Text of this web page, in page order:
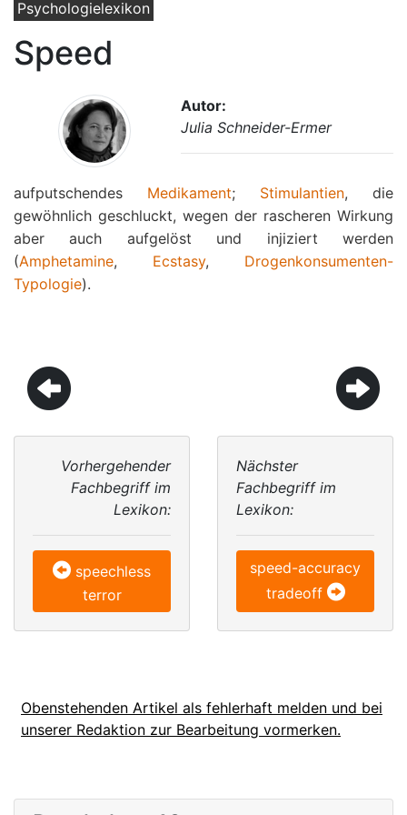
Psychologielexikon
Speed
Autor:
Julia Schneider-Ermer
aufputschendes Medikament; Stimulantien, die
gewöhnlich geschluckt, wegen der rascheren Wirkung
aber auch aufgelöst und injiziert werden
(Amphetamine, Ecstasy, Drogenkonsumenten-
Typologie).
Vorhergehender
Fachbegriff im
Lexikon:
speechless
terror
Nächster
Fachbegriff im
Lexikon:
speed-accuracy
tradeoff
Obenstehenden Artikel als fehlerhaft melden und bei
unserer Redaktion zur Bearbeitung vormerken.